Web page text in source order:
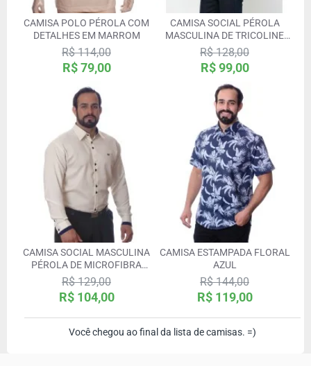
CAMISA POLO PÉROLA COM
DETALHES EM MARROM
R$ 79,00
R$ 114,00
CAMISA SOCIAL PÉROLA
MASCULINA DE TRICOLINE
MANGA CURTA
R$ 99,00
R$ 128,00
CAMISA SOCIAL MASCULINA
PÉROLA DE MICROFIBRA
MANGA LONGA
R$ 104,00
R$ 129,00
CAMISA ESTAMPADA FLORAL
AZUL
R$ 119,00
R$ 144,00
Você chegou ao final da lista de camisas. =)